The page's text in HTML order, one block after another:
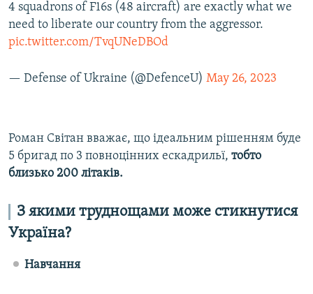
4 squadrons of F16s (48 aircraft) are exactly what we
need to liberate our country from the aggressor.
pic.twitter.com/TvqUNeDBOd
— Defense of Ukraine (@DefenceU) May 26, 2023
Роман Світан вважає, що ідеальним рішенням буде
5 бригад по 3 повноцінних ескадрильї, тобто
близько 200 літаків.
З якими труднощами може стикнутися
Україна?
Навчання